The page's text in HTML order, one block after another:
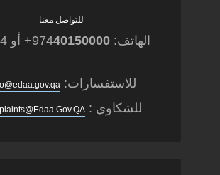
للتواصل معنا
الهاتف: 974 40150000 + أو 16014
للاستفسارات:
للشكاوي :